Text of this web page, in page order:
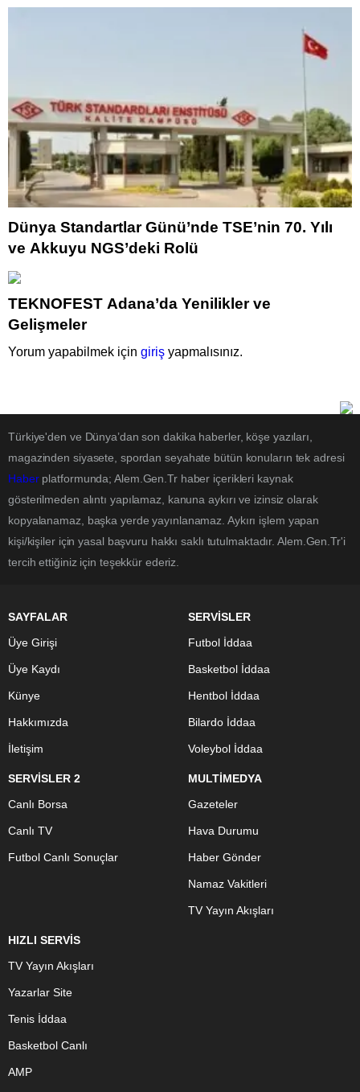
Dünya Standartlar Günü’nde TSE’nin 70. Yılı
ve Akkuyu NGS’deki Rolü
TEKNOFEST Adana’da Yenilikler ve
Gelişmeler
Yorum yapabilmek için giriş yapmalısınız.
Türkiye'den ve Dünya’dan son dakika haberler, köşe yazıları,
magazinden siyasete, spordan seyahate bütün konuların tek adresi
Haberplatformunda; Alem.Gen.Tr haber içerikleri kaynak
gösterilmeden alıntı yapılamaz, kanuna aykırı ve izinsiz olarak
kopyalanamaz, başka yerde yayınlanamaz. Aykırı işlem yapan
kişi/kişiler için yasal başvuru hakkı saklı tutulmaktadır. Alem.Gen.Tr'i
tercih ettiğiniz için teşekkür ederiz.
SAYFALAR
Üye Girişi
Üye Kaydı
Künye
Hakkımızda
İletişim
SERVİSLER
Futbol İddaa
Basketbol İddaa
Hentbol İddaa
Bilardo İddaa
Voleybol İddaa
SERVİSLER 2
Canlı Borsa
Canlı TV
Futbol Canlı Sonuçlar
MULTİMEDYA
Gazeteler
Hava Durumu
Haber Gönder
Namaz Vakitleri
TV Yayın Akışları
HIZLI SERVİS
TV Yayın Akışları
Yazarlar Site
Tenis İddaa
Basketbol Canlı
AMP